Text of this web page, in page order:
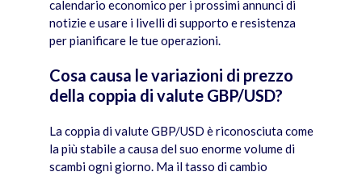
calendario economico per i prossimi annunci di
notizie e usare i livelli di supporto e resistenza
per pianificare le tue operazioni.
Cosa causa le variazioni di prezzo
della coppia di valute GBP/USD?
La coppia di valute GBP/USD è riconosciuta come
la più stabile a causa del suo enorme volume di
scambi ogni giorno. Ma il tasso di cambio